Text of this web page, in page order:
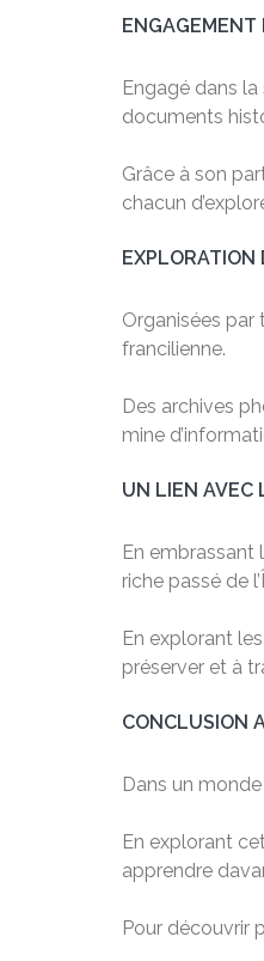
ENGAGEMENT
Engagé dans
documents
Grâce à son
chacun
EXPLORATION
Organisées par
francilienne.
Des archives
mine
UN LIEN AVEC
En embrassant
riche passé de
En explorant
préserver et à
CONCLUSION
Dans un
En explorant
apprendre
Pour découvrir